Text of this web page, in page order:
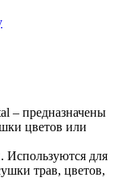
– предназначены
цветов или
Используются для
трав, цветов,